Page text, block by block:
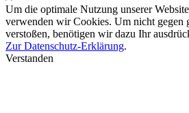
Um die optimale Nutzung unserer
verwenden wir Cookies. Um nicht gegen
verstoßen, benötigen wir dazu Ihr
Zur Datenschutz-Erklärung.
Verstanden